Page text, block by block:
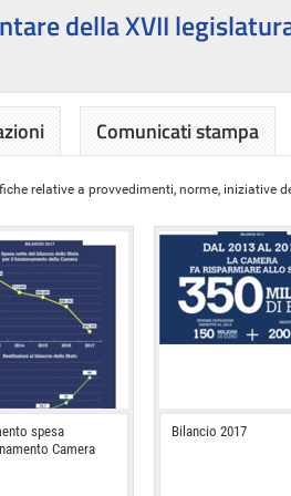
della XVII
Comunicati stampa
relative a provvedimenti, norme, iniziative
spesa
Camera
Bilancio 2017